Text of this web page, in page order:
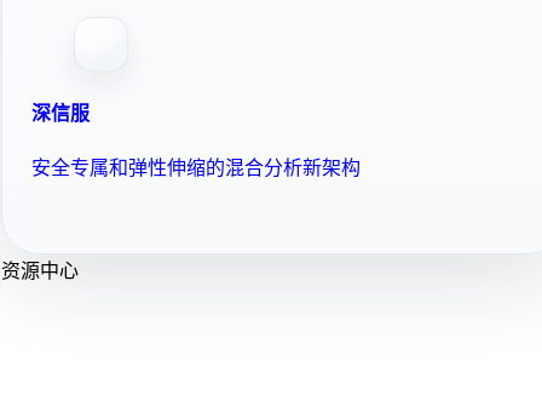
深信服
安全专属和弹性伸缩的混合分析新架构
资源中心